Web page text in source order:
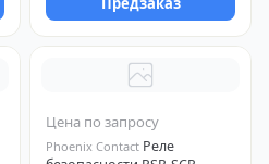
Цена по запросу
Phoenix Contact Реле